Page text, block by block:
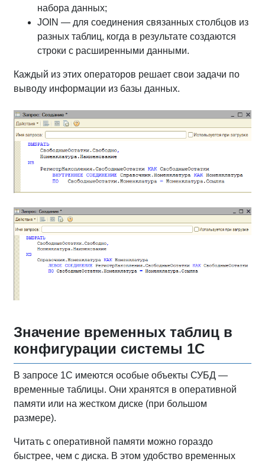
набора данных;
JOIN — для соединения связанных столбцов из
разных таблиц, когда в результате создаются
строки с расширенными данными.
Каждый из этих операторов решает свои задачи по
выводу информации из базы данных.
Значение временных таблиц в
конфигурации системы 1С
В запросе 1С имеются особые объекты СУБД —
временные таблицы. Они хранятся в оперативной
памяти или на жестком диске (при большом
размере).
Читать с оперативной памяти можно гораздо
быстрее, чем с диска. В этом удобство временных